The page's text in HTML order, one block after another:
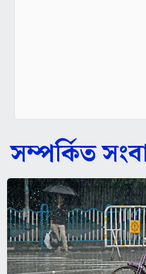
সম্পর্কিত